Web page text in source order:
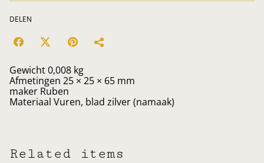
DELEN
Gewicht 0,008 kg
Afmetingen 25 × 25 × 65 mm
maker Ruben
Materiaal Vuren, blad zilver (namaak)
Related items